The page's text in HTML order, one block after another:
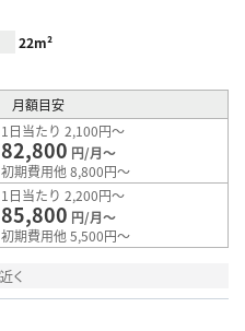
22m²
月額目安
1日当たり 2,100円～
82,800 円/月～
初期費用他 8,800円～
1日当たり 2,200円～
85,800 円/月～
初期費用他 5,500円～
く